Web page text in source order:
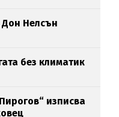
Дон Нелсън
без климатик
изписва